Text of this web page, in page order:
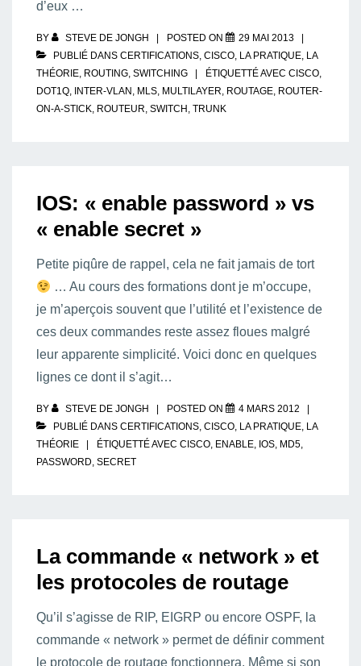
d’eux …
BY STEVE DE JONGH POSTED ON
29 MAI 2013
PUBLIÉ DANS CERTIFICATIONS, CISCO, LA PRATIQUE, LA
THÉORIE, ROUTING, SWITCHING ÉTIQUETTÉ AVEC CISCO,
DOT1Q, INTER-VLAN , MLS, MULTILAYER, ROUTAGE, ROUTER-
ON-A-STICK, ROUTEUR, SWITCH , TRUNK
IOS: « enable password » vs
« enable secret »
Petite piqûre de rappel, cela ne fait jamais de tort
… Au cours des formations dont je m’occupe,
je m’aperçois souvent que l’utilité et l’existence de
ces deux commandes reste assez floues malgré
leur apparente simplicité. Voici donc en quelques
lignes ce dont il s’agit…
BY STEVE DE JONGH POSTED ON
4 MARS 2012
PUBLIÉ DANS CERTIFICATIONS, CISCO, LA PRATIQUE, LA
THÉORIE
ÉTIQUETTÉ AVEC CISCO, ENABLE, IOS, MD5,
PASSWORD, SECRET
La commande « network » et
les protocoles de routage
Qu’il s’agisse de RIP, EIGRP ou encore OSPF, la
commande « network » permet de définir comment
le protocole de routage fonctionnera. Même si son